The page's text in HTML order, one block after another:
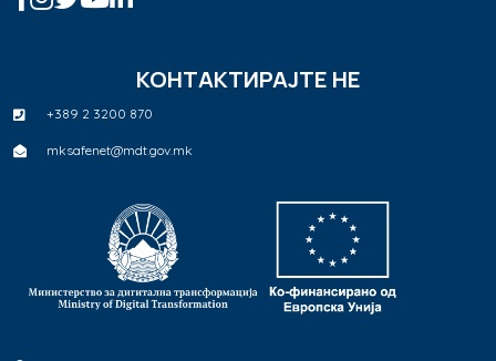
КОНТАКТИРАЈТЕ НЕ
+389 2 3200 870
mksafenet@mdt.gov.mk